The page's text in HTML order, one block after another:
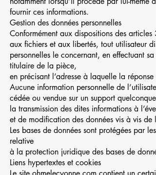
fournir ces informations.
Gestion des données personnelles
Conformément aux dispositions des
aux fichiers et aux libertés, tout utilisateur
personnelles le concernant, en effectuant
titulaire de la pièce,
en précisant l’adresse à laquelle la réponse
Aucune information personnelle de
cédée ou vendue sur un support
la transmission des dites informations à
et de modification des données vis à vis
Les bases de données sont protégées
relative
à la protection juridique des bases de
Liens hypertextes et cookies